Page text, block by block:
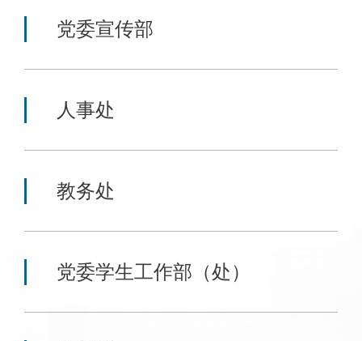
党委宣传部
人事处
教务处
党委学生工作部（处）